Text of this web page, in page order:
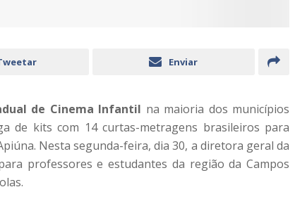
Enviar
de Cinema Infantil na maioria dos municípios
de kits com 14 curtas-metragens brasileiros para
Nesta segunda-feira, dia 30, a diretora geral da
professores e estudantes da região da Campos